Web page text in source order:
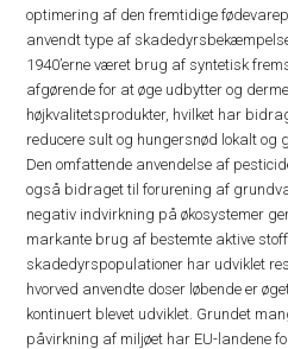
optimering af den fremtidige
anvendt type af
1940’erne været brug af syntetisk
afgørende for at øge udbytter og
højkvalitetsprodukter, hvilket har
reducere sult og hungersnød lokalt og
Den omfattende anvendelse af
også bidraget til forurening af
negativ indvirkning på økosystemer
markante brug af bestemte aktive
skadedyrspopulationer har udviklet
hvorved anvendte doser løbende er
kontinuert blevet udviklet. Grundet
påvirkning af miljøet har EU-landene